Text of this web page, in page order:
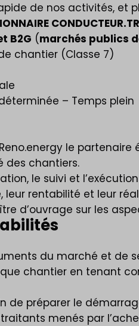
de nos activités, et
B2G (marchés publics
chantier (Classe 7)
– Temps plein
le
des chantiers.
le suivi et
leur rentabilité et leur
d’ouvrage sur les
du marché et de
chantier en tenant
de préparer le
menés par